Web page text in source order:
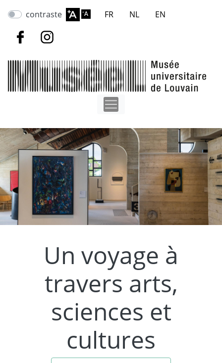
au
contraste FR NL EN
Un voyage à
travers arts,
sciences et
cultures